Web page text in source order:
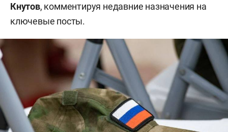
Кнутов, комментируя недавние назначения на
ключевые посты.